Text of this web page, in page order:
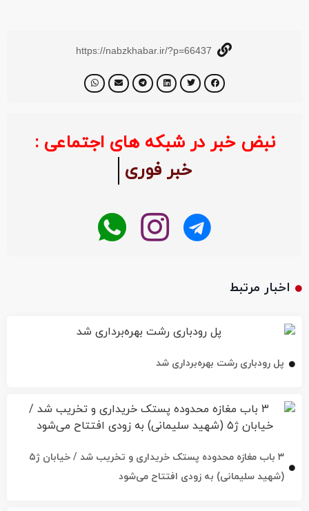
https://nabzkhabar.ir/?p=66437
نبض خبر در شبکه های اجتماعی :
خبر فوری
اخبار مرتبط
پل رودباری رشت بهره‌برداری شد
۳ باب مغازه محدوده پستک خریداری و تخریب شد / خیابان ژ۵
(شهید سلیمانی) به زودی افتتاح می‌شود